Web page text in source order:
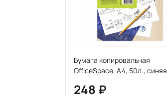
Бумага копировальная
OfficeSpace, А4, 50л., синяя
248